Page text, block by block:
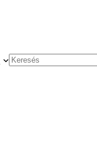
Keresés